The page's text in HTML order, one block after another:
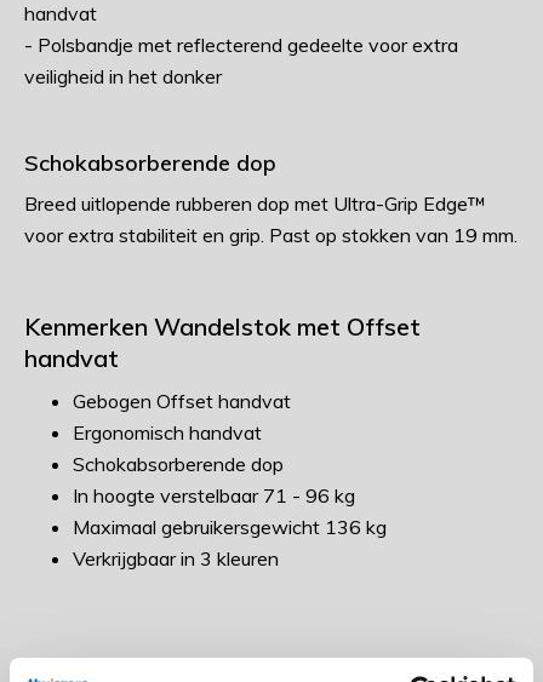
handvat
- Polsbandje met reflecterend gedeelte voor extra
veiligheid in het donker
Schokabsorberende dop
Breed uitlopende rubberen dop met Ultra-Grip Edge™
voor extra stabiliteit en grip. Past op stokken van 19 mm.
Kenmerken Wandelstok met Offset
handvat
Gebogen Offset handvat
Ergonomisch handvat
Schokabsorberende dop
In hoogte verstelbaar 71 - 96 kg
Maximaal gebruikersgewicht 136 kg
Verkrijgbaar in 3 kleuren